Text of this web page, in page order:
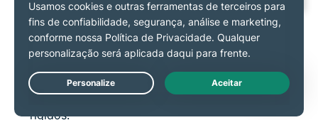
SelecioneProteção contra vírus e ameaças >
Opções de varredura
> Varredura completa
Uma verificação completa pode levar de algumas
horas a vários dias, dependendo da quantidade e
do tipo de dados armazenados em seus discos
rígidos.
Live Chat